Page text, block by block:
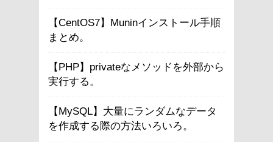
【CentOS7】Muninインストール手順
まとめ。
【PHP】privateなメソッドを外部から
実行する。
【MySQL】大量にランダムなデータ
を作成する際の方法いろいろ。